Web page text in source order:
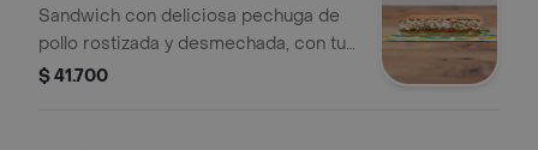
Sandwich con deliciosa pechuga de
pollo rostizada y desmechada, con tu
elección de quesos, salsas y
$ 41.700